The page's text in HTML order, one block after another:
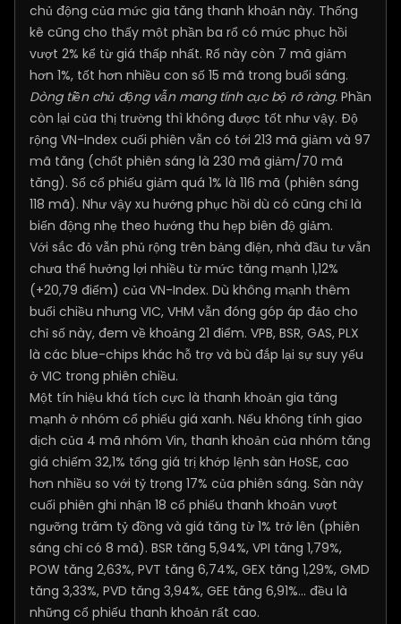
chủ động của mức gia tăng thanh khoản này. Thống
kê cũng cho thấy một phần ba rổ có mức phục hồi
vượt 2% kể từ giá thấp nhất. Rổ này còn 7 mã giảm
hơn 1%, tốt hơn nhiều con số 15 mã trong buổi sáng.
Dòng tiền chủ động vẫn mang tính cục bộ rõ ràng. Phần
còn lại của thị trường thì không được tốt như vậy. Độ
rộng VN-Index cuối phiên vẫn có tới 213 mã giảm và 97
mã tăng (chốt phiên sáng là 230 mã giảm/70 mã
tăng). Số cổ phiếu giảm quá 1% là 116 mã (phiên sáng
118 mã). Như vậy xu hướng phục hồi dù có cũng chỉ là
biến động nhẹ theo hướng thu hẹp biên độ giảm.
Với sắc đỏ vẫn phủ rộng trên bảng điện, nhà đầu tư vẫn
chưa thể hưởng lợi nhiều từ mức tăng mạnh 1,12%
(+20,79 điểm) của VN-Index. Dù không mạnh thêm
buổi chiều nhưng VIC, VHM vẫn đóng góp áp đảo cho
chỉ số này, đem về khoảng 21 điểm. VPB, BSR, GAS, PLX
là các blue-chips khác hỗ trợ và bù đắp lại sự suy yếu
ở VIC trong phiên chiều.
Một tín hiệu khá tích cực là thanh khoản gia tăng
mạnh ở nhóm cổ phiếu giá xanh. Nếu không tính giao
dịch của 4 mã nhóm Vin, thanh khoản của nhóm tăng
giá chiếm 32,1% tổng giá trị khớp lệnh sàn HoSE, cao
hơn nhiều so với tỷ trọng 17% của phiên sáng. Sàn này
cuối phiên ghi nhận 18 cổ phiếu thanh khoản vượt
ngưỡng trăm tỷ đồng và giá tăng từ 1% trở lên (phiên
sáng chỉ có 8 mã). BSR tăng 5,94%, VPI tăng 1,79%,
POW tăng 2,63%, PVT tăng 6,74%, GEX tăng 1,29%, GMD
tăng 3,33%, PVD tăng 3,94%, GEE tăng 6,91%... đều là
những cổ phiếu thanh khoản rất cao.